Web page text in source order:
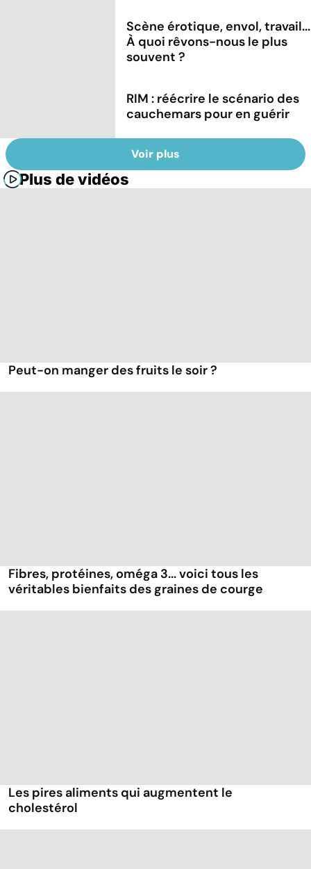
Scène érotique, envol, travail...
À quoi rêvons-nous le plus
souvent ?
RIM : réécrire le scénario des
cauchemars pour en guérir
Voir plus
Plus de vidéos
Peut-on manger des fruits le soir ?
Fibres, protéines, oméga 3... voici tous les
véritables bienfaits des graines de courge
Les pires aliments qui augmentent le
cholestérol